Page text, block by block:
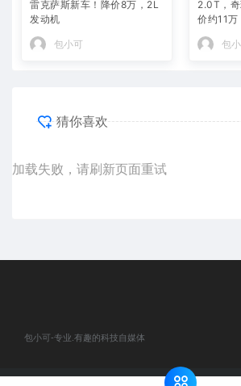
发动机
价约11万
© 2020 包小可-专业.有趣的科技自媒体. All